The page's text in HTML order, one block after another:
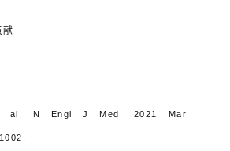
献
al. N Engl J Med. 2021 Mar